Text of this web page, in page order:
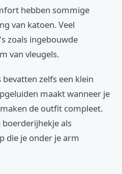
hebben sommige
van katoen. Veel
zoals ingebouwde
van vleugels.
zelfs een klein
maakt wanneer je
de outfit compleet.
boerderijhekje als
die je onder je arm